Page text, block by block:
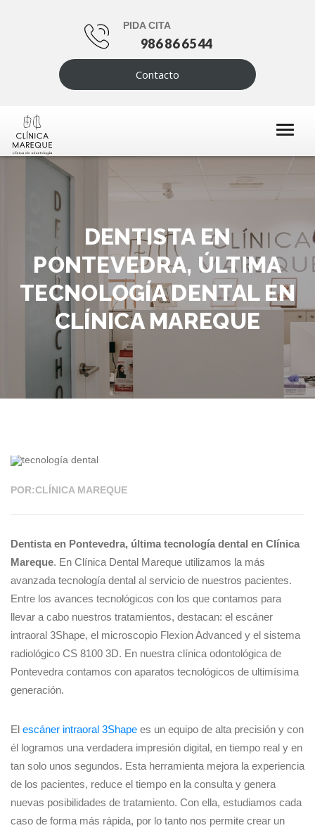
PIDA CITA
986 86 65 44
Contacto
DENTISTA EN
PONTEVEDRA, ÚLTIMA
TECNOLOGÍA DENTAL EN
CLÍNICA MAREQUE
POR:CLÍNICA MAREQUE
Dentista en Pontevedra, última tecnología dental en Clínica
Mareque. En Clínica Dental Mareque utilizamos la más
avanzada tecnología dental al servicio de nuestros pacientes.
Entre los avances tecnológicos con los que contamos para
llevar a cabo nuestros tratamientos, destacan: el escáner
intraoral 3Shape, el microscopio Flexion Advanced y el sistema
radiológico CS 8100 3D. En nuestra clínica odontológica de
Pontevedra contamos con aparatos tecnológicos de ultimísima
generación.
El escáner intraoral 3Shape es un equipo de alta precisión y con
él logramos una verdadera impresión digital, en tiempo real y en
tan solo unos segundos. Esta herramienta mejora la experiencia
de los pacientes, reduce el tiempo en la consulta y genera
nuevas posibilidades de tratamiento. Con ella, estudiamos cada
caso de forma más rápida, por lo tanto nos permite crear un